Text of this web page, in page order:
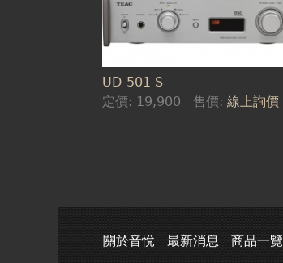
UD-501 S
定價: 19,900 售價:線上詢價
關於音悅 最新消息 商品一覽